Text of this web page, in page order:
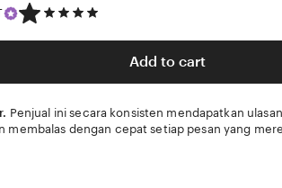
5
out
of
Add to cart
Penjual ini secara konsisten mendapatkan
membalas dengan cepat setiap pesan yang